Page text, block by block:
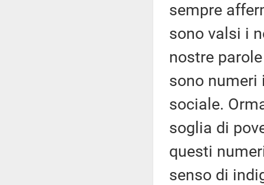
sempre
sono valsi i
nostre
sono numeri
sociale.
soglia di
questi
senso di